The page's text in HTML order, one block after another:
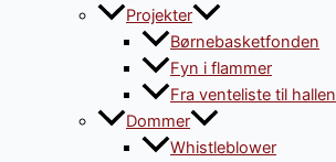
Projekter
Børnebasketfonden
Fyn i flammer
Fra venteliste til hallen
Dommer
Whistleblower